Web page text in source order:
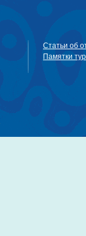
Статьи об
Памятки